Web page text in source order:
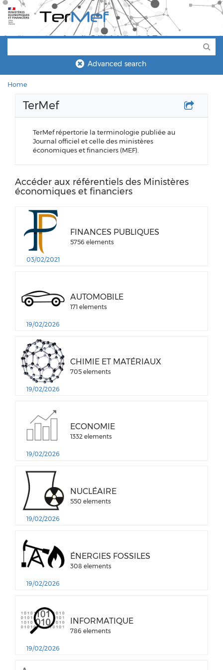
Advanced search
Home
TerMef
TerMef répertorie la terminologie publiée au
Journal officiel et celle des ministères
économiques et financiers (MEF).
Accéder aux référentiels des Ministères
économiques et financiers
03/02/2021
FINANCES PUBLIQUES
5756 elements
19/02/2026
AUTOMOBILE
171 elements
19/02/2026
CHIMIE ET MATÉRIAUX
705 elements
19/02/2026
ECONOMIE
1332 elements
19/02/2026
NUCLÉAIRE
550 elements
19/02/2026
ÉNERGIES FOSSILES
308 elements
19/02/2026
INFORMATIQUE
786 elements